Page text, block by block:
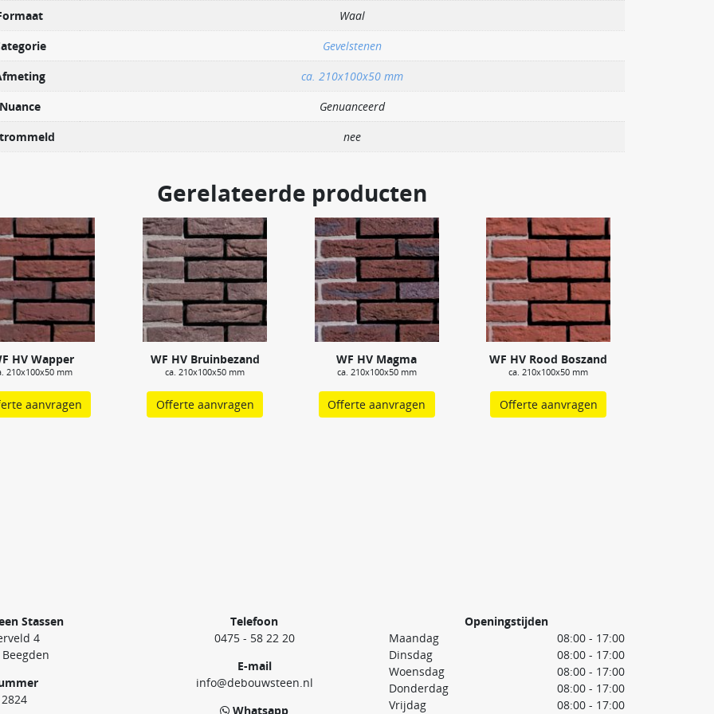
Waal
Gevelstenen
ca. 210x100x50 mm
Genuanceerd
nee
Gerelateerde producten
HV Wapper
210x100x50 mm
aanvragen
WF HV Bruinbezand
ca. 210x100x50 mm
Offerte aanvragen
WF HV Magma
ca. 210x100x50 mm
Offerte aanvragen
WF HV Rood Boszand
ca. 210x100x50 mm
Offerte aanvragen
Stassen
4
Telefoon
0475 - 58 22 20
E-mail
info@debouwsteen.nl
Whatsapp
Openingstijden
Maandag
08:00 - 17:00
Dinsdag
08:00 - 17:00
Woensdag
08:00 - 17:00
Donderdag
08:00 - 17:00
Vrijdag
08:00 - 17:00